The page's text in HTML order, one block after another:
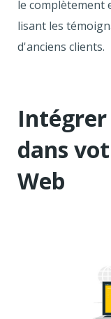
le complètement
lisant les
d'anciens clients.
dans
Web